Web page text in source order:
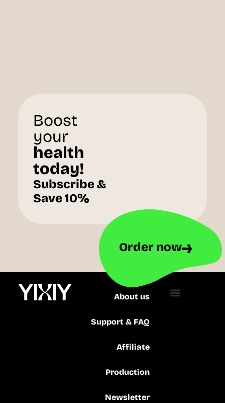
Boost
your
health
today!
Subscribe &
Save 10%
Order now
About us
Support & FAQ
Affiliate
Production
Newsletter